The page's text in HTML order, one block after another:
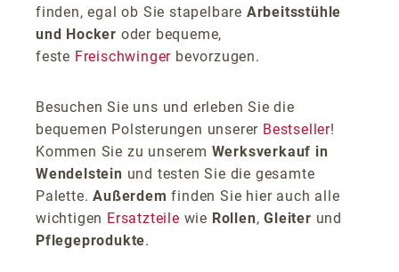
finden, egal ob Sie stapelbare Arbeitsstühle
und Hocker oder bequeme,
feste Freischwinger bevorzugen.
Besuchen Sie uns und erleben Sie die
bequemen Polsterungen unserer Bestseller!
Kommen Sie zu unserem Werksverkauf in
Wendelstein und testen Sie die gesamte
Palette.Außerdem finden Sie hier auch alle
wichtigen Ersatzteile wie Rollen,Gleiter und
Pflegeprodukte.